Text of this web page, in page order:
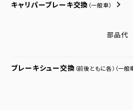
キャリパーブレーキ交換 （一般車）
部品代
ブレーキシュー交換 （前後ともに各） （一般